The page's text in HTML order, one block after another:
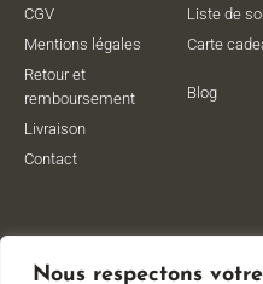
Nous respectons
CGV
Mentions légales
Retour et
remboursement
Livraison
Contact
Liste de
Carte
Blog